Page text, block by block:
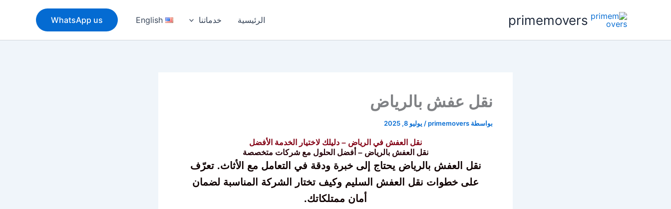
primemovers الرئيسية خدماتنا English
WhatsApp us
نقل عفش بالرياض
بواسطة primemovers
/ يوليو 8, 2025
نقل العفش في الرياض – دليلك لاختيار الخدمة الأفضل
نقل العفش بالرياض – أفضل الحلول مع شركات متخصصة
نقل العفش بالرياض يحتاج إلى خبرة ودقة في التعامل مع الأثاث. تعرّف
على خطوات نقل العفش السليم وكيف تختار الشركة المناسبة لضمان
أمان ممتلكاتك.